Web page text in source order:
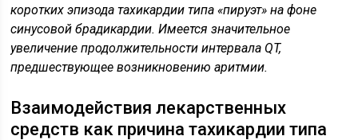
коротких эпизода тахикардии типа «пируэт» на фоне
синусовой брадикардии. Имеется значительное
увеличение продолжительности интервала QT,
предшествующее возникновению аритмии.
Взаимодействия лекарственных
средств как причина тахикардии типа